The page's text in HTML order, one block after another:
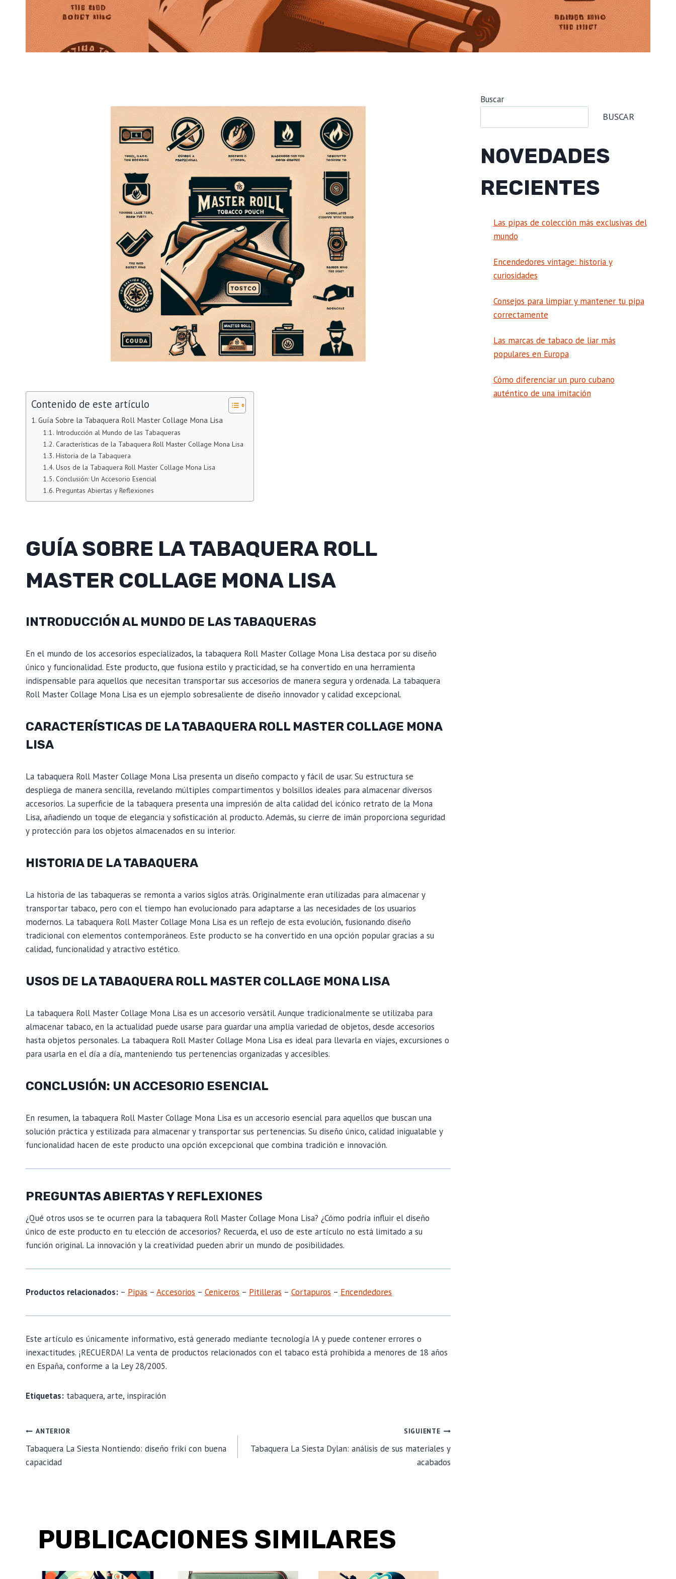
Contenido de este artículo
Guía Sobre la Tabaquera Roll Master Collage Mona Lisa
Introducción al Mundo de las Tabaqueras
Características de la Tabaquera Roll Master Collage Mona Lisa
Historia de la Tabaquera
Usos de la Tabaquera Roll Master Collage Mona Lisa
Conclusión: Un Accesorio Esencial
Preguntas Abiertas y Reflexiones
GUÍA SOBRE LA TABAQUERA ROLL
MASTER COLLAGE MONA LISA
INTRODUCCIÓN AL MUNDO DE LAS TABAQUERAS
En el mundo de los accesorios especializados, la tabaquera Roll Master Collage Mona Lisa destaca por su diseño
único y funcionalidad. Este producto, que fusiona estilo y practicidad, se ha convertido en una herramienta
indispensable para aquellos que necesitan transportar sus accesorios de manera segura y ordenada. La tabaquera
Roll Master Collage Mona Lisa es un ejemplo sobresaliente de diseño innovador y calidad excepcional.
CARACTERÍSTICAS DE LA TABAQUERA ROLL MASTER COLLAGE MONA
LISA
La tabaquera Roll Master Collage Mona Lisa presenta un diseño compacto y fácil de usar. Su estructura se
despliega de manera sencilla, revelando múltiples compartimentos y bolsillos ideales para almacenar diversos
accesorios. La superficie de la tabaquera presenta una impresión de alta calidad del icónico retrato de la Mona
Lisa, añadiendo un toque de elegancia y sofisticación al producto. Además, su cierre de imán proporciona seguridad
y protección para los objetos almacenados en su interior.
HISTORIA DE LA TABAQUERA
La historia de las tabaqueras se remonta a varios siglos atrás. Originalmente eran utilizadas para almacenar y
transportar tabaco, pero con el tiempo han evolucionado para adaptarse a las necesidades de los usuarios
modernos. La tabaquera Roll Master Collage Mona Lisa es un reflejo de esta evolución, fusionando diseño
tradicional con elementos contemporáneos. Este producto se ha convertido en una opción popular gracias a su
calidad, funcionalidad y atractivo estético.
USOS DE LA TABAQUERA ROLL MASTER COLLAGE MONA LISA
La tabaquera Roll Master Collage Mona Lisa es un accesorio versátil. Aunque tradicionalmente se utilizaba para
almacenar tabaco, en la actualidad puede usarse para guardar una amplia variedad de objetos, desde accesorios
hasta objetos personales. La tabaquera Roll Master Collage Mona Lisa es ideal para llevarla en viajes, excursiones o
para usarla en el día a día, manteniendo tus pertenencias organizadas y accesibles.
CONCLUSIÓN: UN ACCESORIO ESENCIAL
En resumen, la tabaquera Roll Master Collage Mona Lisa es un accesorio esencial para aquellos que buscan una
solución práctica y estilizada para almacenar y transportar sus pertenencias. Su diseño único, calidad inigualable y
funcionalidad hacen de este producto una opción excepcional que combina tradición e innovación.
PREGUNTAS ABIERTAS Y REFLEXIONES
¿Qué otros usos se te ocurren para la tabaquera Roll Master Collage Mona Lisa? ¿Cómo podría influir el diseño
único de este producto en tu elección de accesorios? Recuerda, el uso de este artículo no está limitado a su
función original. La innovación y la creatividad pueden abrir un mundo de posibilidades.
Productos relacionados: – Pipas – Accesorios – Ceniceros – Pitilleras – Cortapuros – Encendedores
Este artículo es únicamente informativo, está generado mediante tecnología IA y puede contener errores o
inexactitudes. ¡RECUERDA! La venta de productos relacionados con el tabaco está prohibida a menores de 18 años
en España, conforme a la Ley 28/2005.
Etiquetas: tabaquera, arte, inspiración
NAVEGACIÓN
DE
ANTERIOR
Tabaquera La Siesta Nontiendo: diseño friki con buena
capacidad
SIGUIENTE
Tabaquera La Siesta Dylan: análisis de sus materiales y
acabados
PUBLICACIONES SIMILARES
Buscar
BUSCAR
NOVEDADES
RECIENTES
Las pipas de colección más exclusivas del
mundo
Encendedores vintage: historia y
curiosidades
Consejos para limpiar y mantener tu pipa
correctamente
Las marcas de tabaco de liar más
populares en Europa
Cómo diferenciar un puro cubano
auténtico de una imitación